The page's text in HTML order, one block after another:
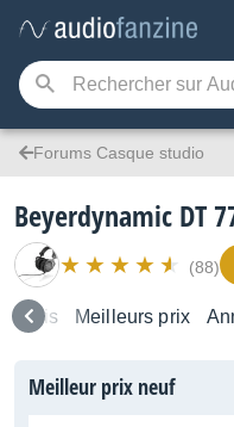
Forums Casque studio
Beyerdynamic DT
(88)
Avis Meilleurs prix
Meilleur prix neuf